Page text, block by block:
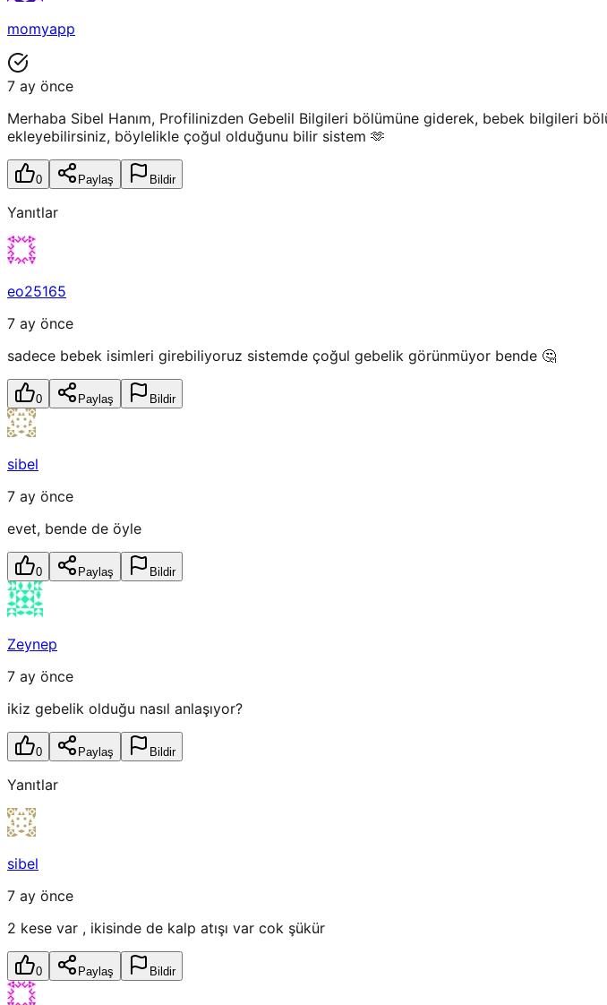
momyapp
7 ay önce
Merhaba Sibel Hanım, Profilinizden Gebelil Bilgileri bölümüne giderek, bebek bilgileri
ekleyebilirsiniz, böylelikle çoğul olduğunu bilir sistem 🫶
0 Paylaş Bildir
Yanıtlar
eo25165
7 ay önce
sadece bebek isimleri girebiliyoruz sistemde çoğul gebelik görünmüyor bende 🤔
0 Paylaş Bildir
sibel
7 ay önce
evet, bende de öyle
0 Paylaş Bildir
Zeynep
7 ay önce
ikiz gebelik olduğu nasıl anlaşıyor?
0 Paylaş Bildir
Yanıtlar
sibel
7 ay önce
2 kese var , ikisinde de kalp atışı var cok şükür
0 Paylaş Bildir